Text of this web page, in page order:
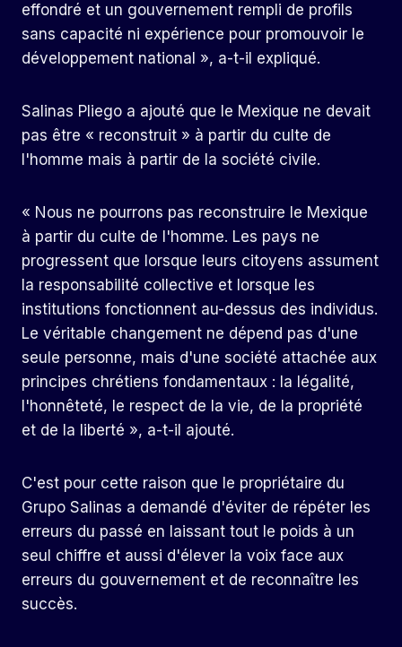
effondré et un gouvernement rempli de profils
sans capacité ni expérience pour promouvoir le
développement national », a-t-il expliqué.
Salinas Pliego a ajouté que le Mexique ne devait
pas être « reconstruit » à partir du culte de
l'homme mais à partir de la société civile.
« Nous ne pourrons pas reconstruire le Mexique
à partir du culte de l'homme. Les pays ne
progressent que lorsque leurs citoyens assument
la responsabilité collective et lorsque les
institutions fonctionnent au-dessus des individus.
Le véritable changement ne dépend pas d'une
seule personne, mais d'une société attachée aux
principes chrétiens fondamentaux : la légalité,
l'honnêteté, le respect de la vie, de la propriété
et de la liberté », a-t-il ajouté.
C'est pour cette raison que le propriétaire du
Grupo Salinas a demandé d'éviter de répéter les
erreurs du passé en laissant tout le poids à un
seul chiffre et aussi d'élever la voix face aux
erreurs du gouvernement et de reconnaître les
succès.